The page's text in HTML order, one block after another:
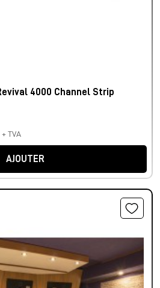
4000 Channel Strip
+ TVA
AJOUTER